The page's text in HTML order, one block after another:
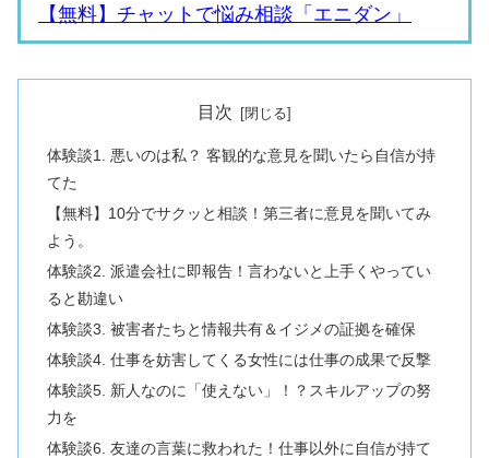
【無料】チャットで悩み相談「エニダン」
目次
体験談1. 悪いのは私？ 客観的な意見を聞いたら自信が持
てた
【無料】10分でサクッと相談！第三者に意見を聞いてみ
よう。
体験談2. 派遣会社に即報告！言わないと上手くやってい
ると勘違い
体験談3. 被害者たちと情報共有＆イジメの証拠を確保
体験談4. 仕事を妨害してくる女性には仕事の成果で反撃
体験談5. 新人なのに「使えない」！？スキルアップの努
力を
体験談6. 友達の言葉に救われた！仕事以外に自信が持て